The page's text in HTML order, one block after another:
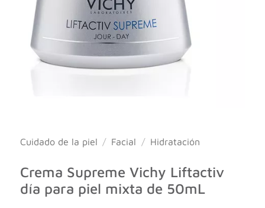
Cuidado de la piel / Facial / Hidratación
Crema Supreme Vichy Liftactiv
día para piel mixta de 50mL